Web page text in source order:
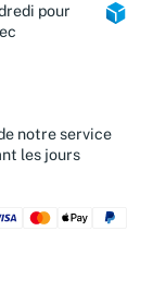
pour
notre service
les jours